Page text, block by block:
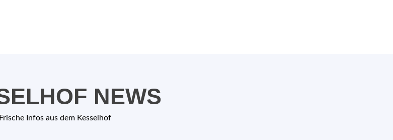
NEWS
Frische Infos aus dem Kesselhof